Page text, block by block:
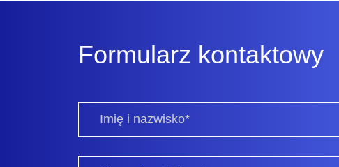
Formularz kontaktowy